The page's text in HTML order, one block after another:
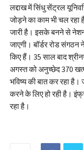
लद्दाख में सिंधु सेंट्रल
जोड़ने का काम भी चल रहा
जारी है। इसके बनने से
जाएगी। बॉर्डर रोड
किए हैं। 35 साल बाद
अगस्त को अनुच्छेद 370
भविष्य की बात कर रहा
करने के लिए हो रही है।
रहा है।